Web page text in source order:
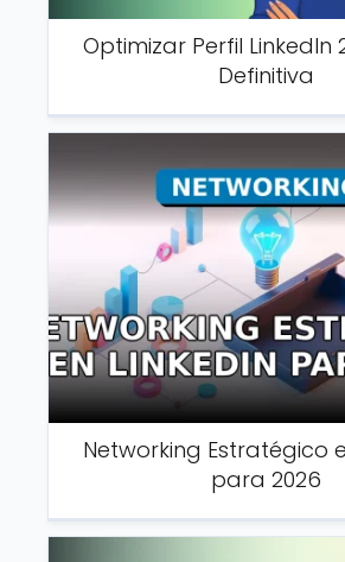
Optimizar Perfil LinkedIn
Definitiva
Networking Estratégico
para 2026